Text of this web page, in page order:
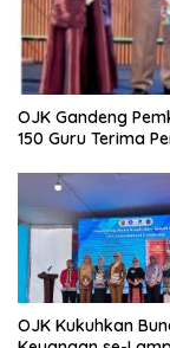
OJK Gandeng
150 Guru Terima
OJK Kukuhkan